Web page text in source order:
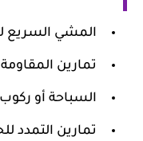
المشي السريع لمدة 30
تمارين
السباحة أو ركوب
تمارين التمدد